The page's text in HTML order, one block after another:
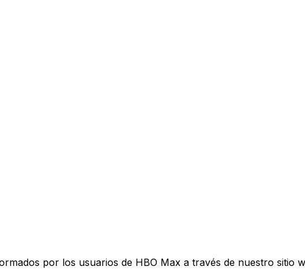
por los usuarios de HBO Max a través de nuestro sitio